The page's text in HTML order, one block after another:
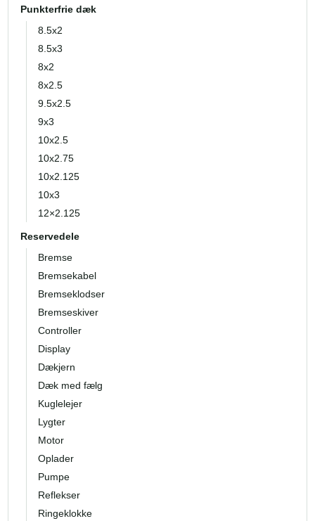
Punkterfrie dæk
8.5x2
8.5x3
8x2
8x2.5
9.5x2.5
9x3
10x2.5
10x2.75
10x2.125
10x3
12×2.125
Reservedele
Bremse
Bremsekabel
Bremseklodser
Bremseskiver
Controller
Display
Dækjern
Dæk med fælg
Kuglelejer
Lygter
Motor
Oplader
Pumpe
Reflekser
Ringeklokke